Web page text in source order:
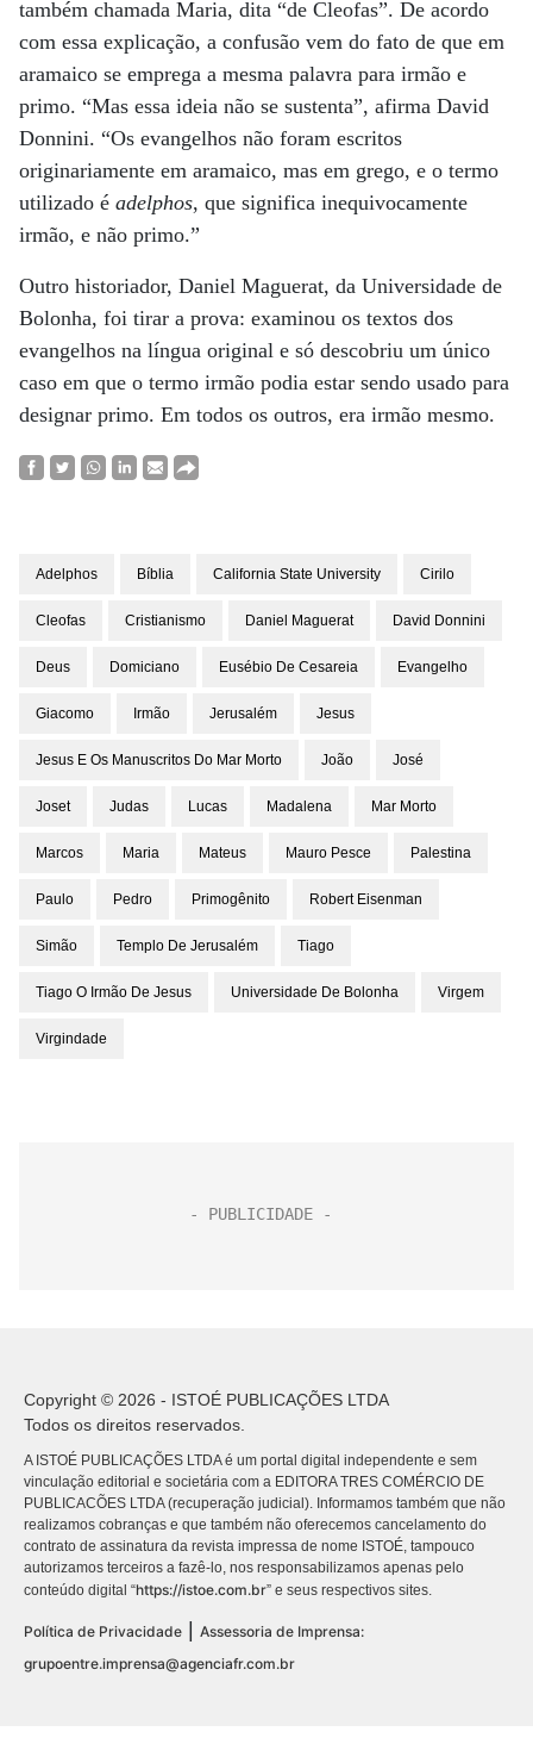
também chamada Maria, dita “de Cleofas”. De acordo
com essa explicação, a confusão vem do fato de que em
aramaico se emprega a mesma palavra para irmão e
primo. “Mas essa ideia não se sustenta”, afirma David
Donnini. “Os evangelhos não foram escritos
originariamente em aramaico, mas em grego, e o termo
utilizado é adelphos, que significa inequivocamente
irmão, e não primo.”
Outro historiador, Daniel Maguerat, da Universidade de
Bolonha, foi tirar a prova: examinou os textos dos
evangelhos na língua original e só descobriu um único
caso em que o termo irmão podia estar sendo usado para
designar primo. Em todos os outros, era irmão mesmo.
Adelphos Bíblia California State University Cirilo
Cleofas Cristianismo Daniel Maguerat David Donnini
Deus Domiciano Eusébio De Cesareia Evangelho
Giacomo Irmão Jerusalém Jesus
Jesus E Os Manuscritos Do Mar Morto João José
Joset Judas Lucas Madalena Mar Morto
Marcos Maria Mateus Mauro Pesce Palestina
Paulo Pedro Primogênito Robert Eisenman
Simão Templo De Jerusalém Tiago
Tiago O Irmão De Jesus Universidade De Bolonha Virgem
Virgindade
Copyright © 2026 - ISTOÉ PUBLICAÇÕES LTDA
Todos os direitos reservados.
A ISTOÉ PUBLICAÇÕES LTDA é um portal digital independente e sem
vinculação editorial e societária com a EDITORA TRES COMÉRCIO DE
PUBLICACÕES LTDA (recuperação judicial). Informamos também que não
realizamos cobranças e que também não oferecemos cancelamento do
contrato de assinatura da revista impressa de nome ISTOÉ, tampouco
autorizamos terceiros a fazê-lo, nos responsabilizamos apenas pelo
conteúdo digital “https://istoe.com.br” e seus respectivos sites.
Política de Privacidade
Assessoria de Imprensa:
grupoentre.imprensa@agenciafr.com.br